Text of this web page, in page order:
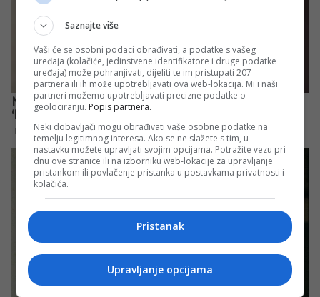
Saznajte više
Vaši će se osobni podaci obrađivati, a podatke s vašeg
uređaja (kolačiće, jedinstvene identifikatore i druge podatke
uređaja) može pohranjivati, dijeliti te im pristupati 207
partnera ili ih može upotrebljavati ova web-lokacija. Mi i naši
partneri možemo upotrebljavati precizne podatke o
geolociranju. Popis partnera.
Neki dobavljači mogu obrađivati vaše osobne podatke na
temelju legitimnog interesa. Ako se ne slažete s tim, u
nastavku možete upravljati svojim opcijama. Potražite vezu pri
dnu ove stranice ili na izborniku web-lokacije za upravljanje
pristankom ili povlačenje pristanka u postavkama privatnosti i
kolačića.
Pristanak
Upravljanje opcijama